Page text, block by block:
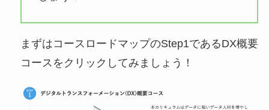
まずはコースロードマップのStep1であるDX概要
コースをクリックしてみましょう！